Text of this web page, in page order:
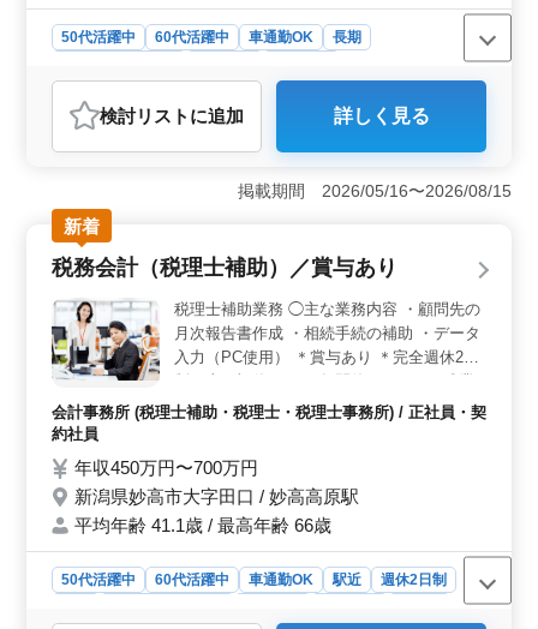
50代活躍中 60代活躍中 車通勤OK
長期
調理師・調理補助・スタッフ
おすすめポイント
＜柔軟な勤務条件とシフト対応＞ 勤務日数や時間が柔
軟に相談できる点が魅力です。週3〜5日のシフト制で、
あなたのライフスタイルに合わせた働き方が可能です。
特に、50代・60代の方々が活躍している職場であり、幅
広い年代の方にとって働きやすい環境が整っていま
す。 ＜快適な通勤環境＞ 車通勤が可能で、無料駐
車場が提供されているため、通勤の負担が軽減されま
す。また、公共交通機関でもアクセスしやすい立地で
す。通勤手当も日額750円まで支給されるため、交通費の
心配がありません。 ＜調理経験を活かせる職場＞
社員食堂での調理補助業務がメインとなります。ご飯炊
きやサラダ、みそ汁の調理といったシンプルな業務内容
ですが、調理経験を活かして安定した仕事に取り組むこ
とができます。調理経験が1年以上あれば、資格がなくて
も応募可能ですので、過去の経験を活かして働けます。
検討リスト に追加 詳しく見る
掲載期間 2026/05/16〜2026/08/15
新着
税務会計（税理士補助）／賞与あり
税理士補助業務 ◯主な業務内容 ・顧問先の
月次報告書作成 ・相続手続の補助 ・データ
入力（PC使用） ＊賞与あり ＊完全週休2日
少なめ ＊交通費支給 ＊駅チカ 経験豊富なス
会計事務所 (税理士補助・税理士・税理士事務所) / 正社員・契
約社員
年収450万円〜700万円
新潟県妙高市大字田口 / 妙高高原駅
平均年齢 41.1歳 / 最高年齢 66歳
50代活躍中 60代活躍中 車通勤OK 駅近
週休2日制